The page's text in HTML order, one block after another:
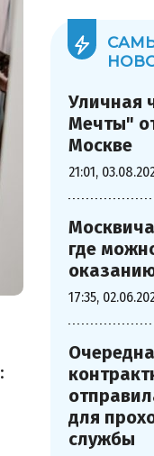
Уличная
Мечты"
Москве
21:01,
где
17:35,
для
службы